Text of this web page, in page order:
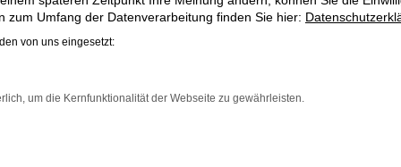
vergleichsweise einfachen Grund. Ob für Fahrten in
reichen können. Die Qualität steht in jeder
Assistenzsysteme. Ein VW Polo Gebrauchtwagen für
Werterhalt. Bei Steinböhmer kommt hinzu, dass
setzen.
zum Umfang der Datenverarbeitung finden Sie hier:
von uns eingesetzt:
um die Kernfunktionalität der Webseite zu gewährleisten.